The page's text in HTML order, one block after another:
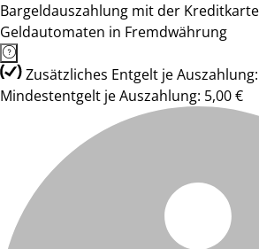
Bargeldauszahlung mit der
Geldautomaten in Fremdwährung
Zusätzliches Entgelt je
Mindestentgelt je Auszahlung: 5,00 €